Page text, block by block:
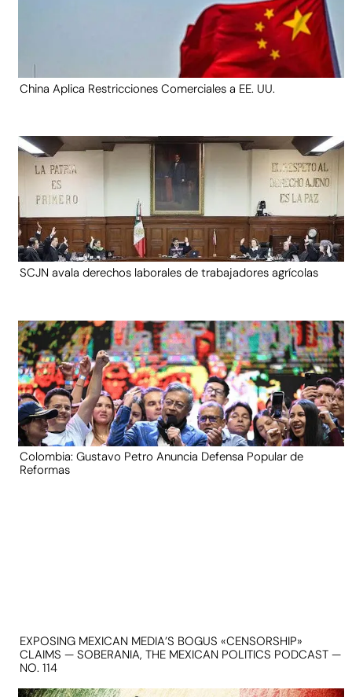
China Aplica Restricciones Comerciales a EE. UU.
SCJN avala derechos laborales de trabajadores agrícolas
Colombia: Gustavo Petro Anuncia Defensa Popular de
Reformas
EXPOSING MEXICAN MEDIA’S BOGUS «CENSORSHIP»
CLAIMS — SOBERANIA, THE MEXICAN POLITICS PODCAST —
NO. 114